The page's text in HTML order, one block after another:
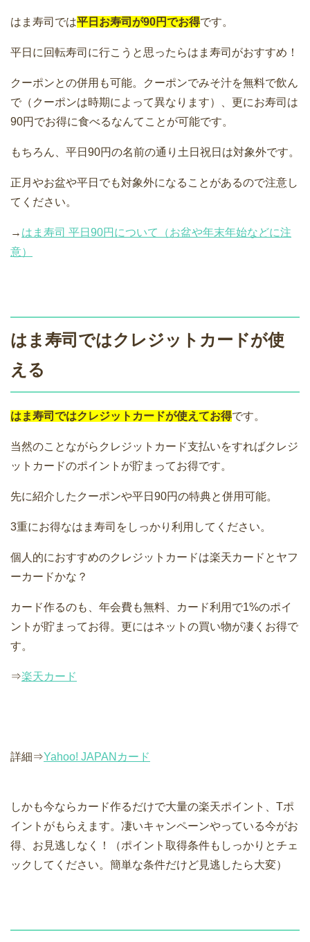
はま寿司では平日お寿司が90円でお得です。
平日に回転寿司に行こうと思ったらはま寿司がおすすめ！
クーポンとの併用も可能。クーポンでみそ汁を無料で飲ん
で（クーポンは時期によって異なります）、更にお寿司は
90円でお得に食べるなんてことが可能です。
もちろん、平日90円の名前の通り土日祝日は対象外です。
正月やお盆や平日でも対象外になることがあるので注意し
てください。
→ はま寿司 平日90円について（お盆や年末年始などに注
意）
はま寿司ではクレジットカードが使
える
はま寿司ではクレジットカードが使えてお得です。
当然のことながらクレジットカード支払いをすればクレジ
ットカードのポイントが貯まってお得です。
先に紹介したクーポンや平日90円の特典と併用可能。
3重にお得なはま寿司をしっかり利用してください。
個人的におすすめのクレジットカードは楽天カードとヤフ
ーカードかな？
カード作るのも、年会費も無料、カード利用で1%のポイ
ントが貯まってお得。更にはネットの買い物が凄くお得で
す。
⇒楽天カード
詳細⇒Yahoo! JAPANカード
しかも今ならカード作るだけで大量の楽天ポイント、Tポ
イントがもらえます。凄いキャンペーンやっている今がお
得、お見逃しなく！（ポイント取得条件もしっかりとチェ
ックしてください。簡単な条件だけど見逃したら大変）